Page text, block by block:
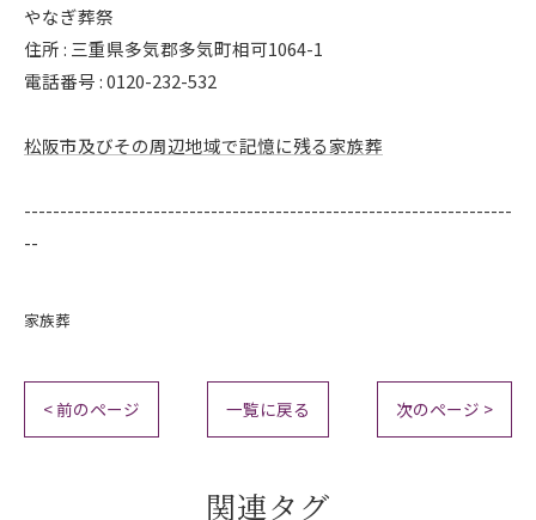
やなぎ葬祭
住所 : 三重県多気郡多気町相可1064-1
電話番号 : 0120-232-532
松阪市及びその周辺地域で記憶に残る家族葬
--------------------------------------------------------------------
--
家族葬
< 前のページ 一覧に戻る 次のページ >
関連タグ